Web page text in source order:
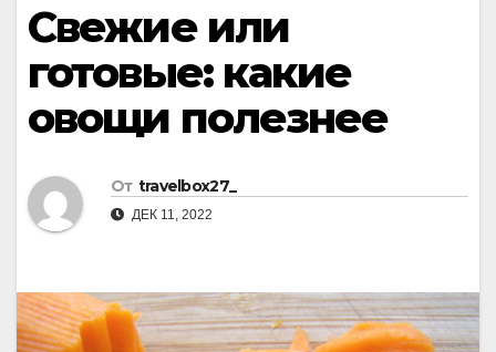
Свежие или
готовые: какие
овощи полезнее
От travelbox27_
ДЕК 11, 2022